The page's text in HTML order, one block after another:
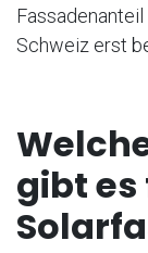
Schweiz erst
gibt es